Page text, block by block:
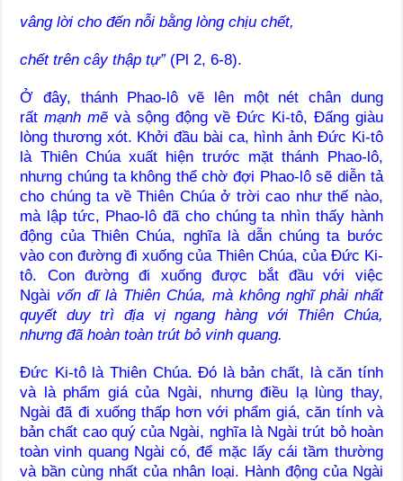
vâng lời cho đến nỗi bằng lòng chịu chết,
chết trên cây thập tự”(Pl 2, 6-8).
Ở đây, thánh Phao-lô vẽ lên một nét chân dung
rấtmạnh mẽ và sộng động về Đức Ki-tô, Đấng giàu
lòng thương xót. Khởi đầu bài ca, hình ảnh Đức Ki-tô
là Thiên Chúa xuất hiện trước mặt thánh Phao-lô,
nhưng chúng ta không thể chờ đợi Phao-lô sẽ diễn tả
cho chúng ta về Thiên Chúa ở trời cao như thế nào,
mà lập tức, Phao-lô đã cho chúng ta nhìn thấy hành
động của Thiên Chúa, nghĩa là dẫn chúng ta bước
vào con đường đi xuống của Thiên Chúa, của Đức Ki-
tô. Con đường đi xuống được bắt đầu với việc
Ngài vốn dĩ là Thiên Chúa, mà không nghĩ phải nhất
quyết duy trì địa vị ngang hàng với Thiên Chúa,
nhưng đã hoàn toàn trút bỏ vinh quang.
Đức Ki-tô là Thiên Chúa. Đó là bản chất, là căn tính
và là phẩm giá của Ngài, nhưng điều lạ lùng thay,
Ngài đã đi xuống thấp hơn với phẩm giá, căn tính và
bản chất cao quý của Ngài, nghĩa là Ngài trút bỏ hoàn
toàn vinh quang Ngài có, để mặc lấy cái tầm thường
và bần cùng nhất của nhân loại. Hành động của Ngài